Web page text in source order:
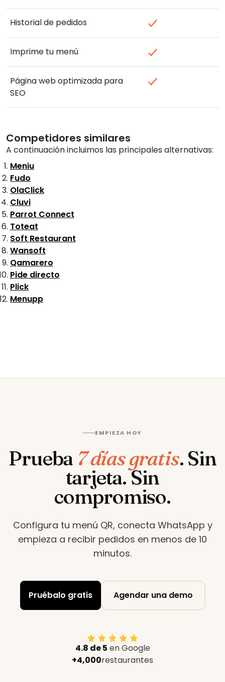
Historial de pedidos
Imprime tu menú
Página web optimizada para
SEO
Competidores similares
A continuación incluimos las principales alternativas:
Meniu
Fudo
OlaClick
Cluvi
Parrot Connect
Toteat
Soft Restaurant
Wansoft
Qamarero
Pide directo
Plick
Menupp
EMPIEZA HOY
Prueba 7 días gratis. Sin
tarjeta. Sin
compromiso.
Configura tu menú QR, conecta WhatsApp y
empieza a recibir pedidos en menos de 10
minutos.
Pruébalo gratis Agendar una demo
4.8 de 5 en Google
+4,000restaurantes